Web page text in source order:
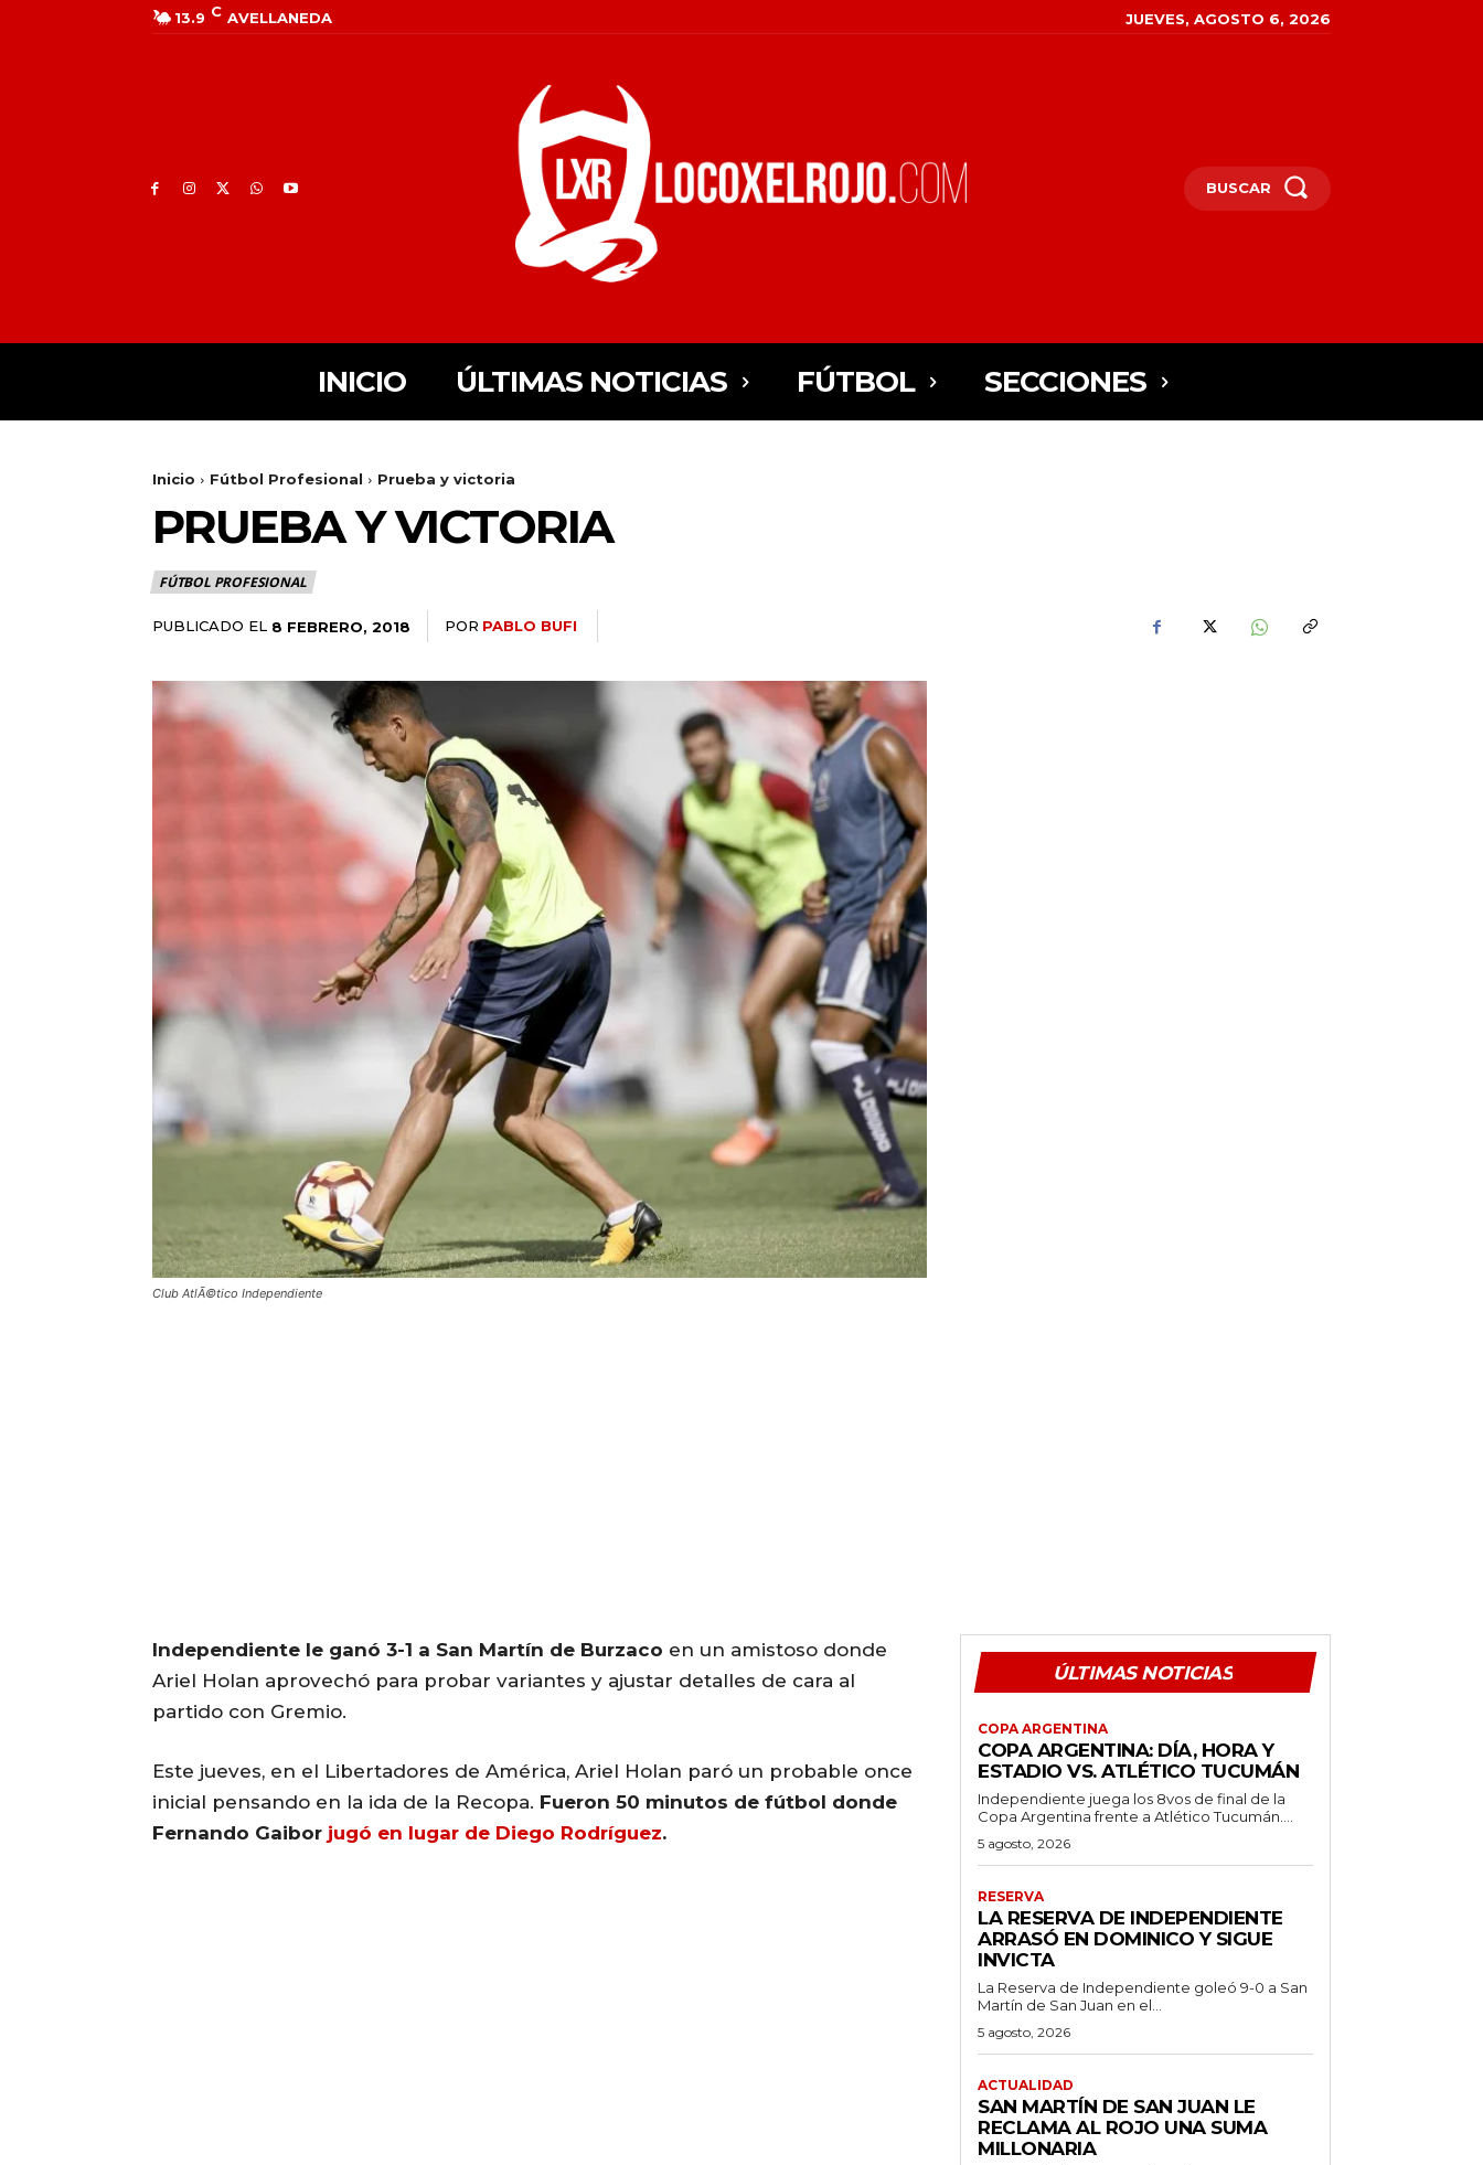
13.9 C AVELLANEDA JUEVES, AGOSTO 6, 2026
BUSCAR
INICIO ÚLTIMAS NOTICIAS FÚTBOL SECCIONES
Inicio Fútbol Profesional Prueba y victoria
PRUEBA Y VICTORIA
FÚTBOL PROFESIONAL
PUBLICADO EL 8 FEBRERO, 2018 POR PABLO BUFI
Club AtlÃ©tico Independiente
Independiente le ganó 3-1 a San Martín de Burzaco en un amistoso donde
Ariel Holan aprovechó para probar variantes y ajustar detalles de cara al
partido con Gremio.
Este jueves, en el Libertadores de América, Ariel Holan paró un probable once
inicial pensando en la ida de la Recopa. Fueron 50 minutos de fútbol donde
Fernando Gaibor jugó en lugar de Diego Rodríguez.
ÚLTIMAS NOTICIAS
COPA ARGENTINA
COPA ARGENTINA: DÍA, HORA Y
ESTADIO VS. ATLÉTICO TUCUMÁN
Independiente juega los 8vos de final de la
Copa Argentina frente a Atlético Tucumán....
5 agosto, 2026
RESERVA
LA RESERVA DE INDEPENDIENTE
ARRASÓ EN DOMINICO Y SIGUE
INVICTA
La Reserva de Independiente goleó 9-0 a San
Martín de San Juan en el...
5 agosto, 2026
ACTUALIDAD
SAN MARTÍN DE SAN JUAN LE
RECLAMA AL ROJO UNA SUMA
MILLONARIA